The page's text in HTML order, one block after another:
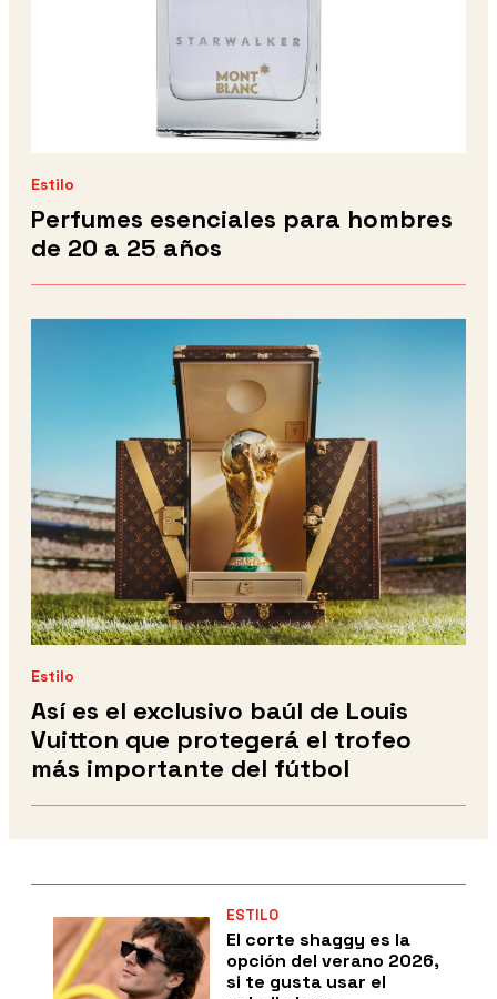
Estilo
Perfumes esenciales para hombres
de 20 a 25 años
Estilo
Así es el exclusivo baúl de Louis
Vuitton que protegerá el trofeo
más importante del fútbol
ESTILO
El corte shaggy es la
opción del verano 2026,
si te gusta usar el